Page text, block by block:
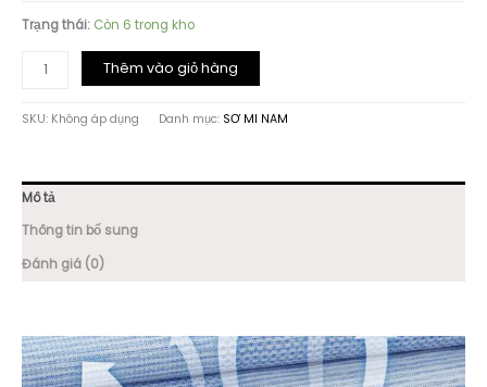
Trạng thái: Còn 6 trong kho
XÁM
HỌA
TIẾT
KẺ
số
Thêm vào giỏ hàng
SKU: Không áp dụng Danh mục: SƠ MI NAM
Mô tả
Thông tin bổ sung
Đánh giá (0)